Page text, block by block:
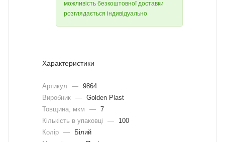
можливість безкоштовної доставки
розглядається індивідуально
Характеристики
Артикул — 9864
Виробник — Golden Plast
Товщина, мкм
— 7
Кількість в упаковці
—
100
Колір —
Білий